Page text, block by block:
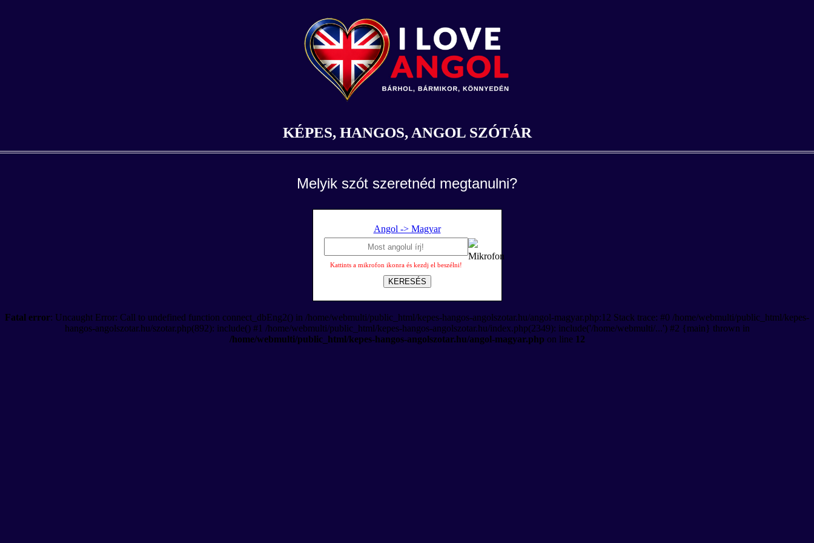
KÉPES, HANGOS, ANGOL SZÓTÁR
Melyik szót szeretnéd megtanulni?
Angol -> Magyar
Kattints a mikrofon ikonra és kezdj el beszélni!
KERESÉS
Fatal error: Uncaught Error: Call to undefined function connect_dbEng2() in /home/webmulti/public_html/kepes-hangos-angolszotar.hu/angol-magyar.php:12 Stack trace: #0 /home/webmulti/public_html/kepes-
hangos-angolszotar.hu/szotar.php(892): include() #1 /home/webmulti/public_html/kepes-hangos-angolszotar.hu/index.php(2349): include('/home/webmulti/...') #2 {main} thrown in
/home/webmulti/public_html/kepes-hangos-angolszotar.hu/angol-magyar.php on line 12